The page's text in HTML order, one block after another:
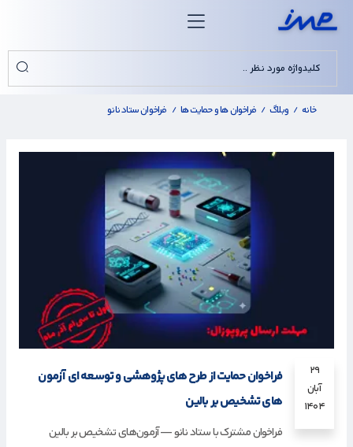
خانه / وبلاگ / فراخوان ها و حمایت ها / فراخوان ستاد نانو
۲۹
آبان
۱۴۰۴
فراخوان حمایت از طرح های پژوهشی و توسعه ای آزمون
های تشخیص بر بالین
فراخوان مشترک با ستاد نانو — آزمون‌های تشخیص بر بالین